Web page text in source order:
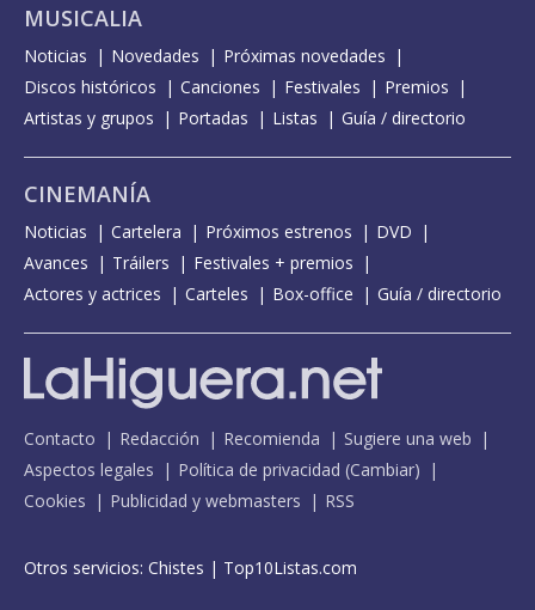
MUSICALIA
Noticias Novedades
Próximas novedades
Discos históricos
Canciones Festivales
Premios
Artistas y grupos
Portadas Listas Guía / directorio
CINEMANÍA
Noticias Cartelera Próximos estrenos
DVD
Avances
Tráilers
Festivales + premios
Actores y actrices
Carteles Box-office Guía / directorio
Contacto Redacción Recomienda
Sugiere una web
Aspectos legales
Política de privacidad (Cambiar)
Cookies
Publicidad y webmasters RSS
Otros servicios: Chistes | Top10Listas.com